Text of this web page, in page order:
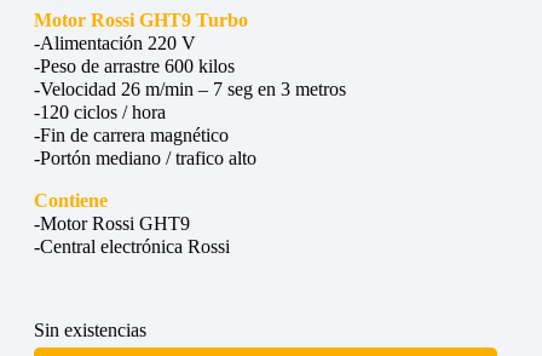
Motor Rossi GHT9 Turbo
-Alimentación 220 V
-Peso de arrastre 600 kilos
-Velocidad 26 m/min – 7 seg en 3 metros
-120 ciclos / hora
-Fin de carrera magnético
-Portón mediano / trafico alto
Contiene
-Motor Rossi GHT9
-Central electrónica Rossi
Sin existencias